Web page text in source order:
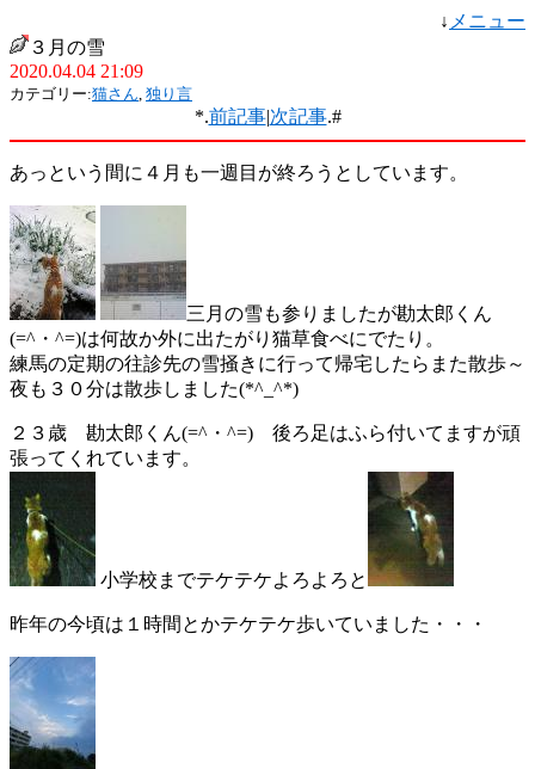
↓ メニュー
３月の雪
2020.04.04 21:09
カテゴリー:猫さん, 独り言
*.前記事|次記事.#
あっという間に４月も一週目が終ろうとしています。
三月の雪も参りましたが勘太郎くん
(=^・^=)は何故か外に出たがり猫草食べにでたり。
練馬の定期の往診先の雪掻きに行って帰宅したらまた散歩～
夜も３０分は散歩しました(*^_^*)
２３歳 勘太郎くん(=^・^=) 後ろ足はふら付いてますが頑
張ってくれています。
小学校までテケテケよろよろと
昨年の今頃は１時間とかテケテケ歩いていました・・・